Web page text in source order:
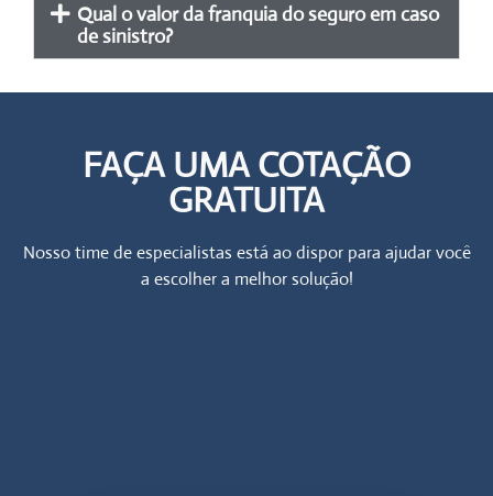
Qual o valor da franquia do seguro em caso
de sinistro?
FAÇA UMA COTAÇÃO
GRATUITA
Nosso time de especialistas está ao dispor para ajudar você
a escolher a melhor solução!